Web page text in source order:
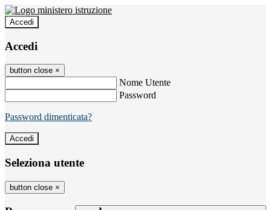
Accedi
Accedi
button close ×
Nome Utente
Password
Password dimenticata?
Seleziona utente
button close ×